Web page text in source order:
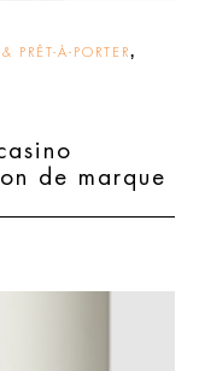
À-PORTER,
de marque